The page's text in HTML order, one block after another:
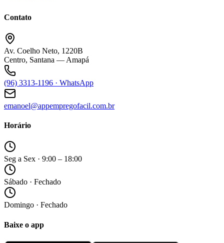
Contato
Av. Coelho Neto, 1220B
Centro, Santana — Amapá
(96) 3313-1196 · WhatsApp
emanoel@appempregofacil.com.br
Horário
Seg a Sex · 9:00 – 18:00
Sábado · Fechado
Domingo · Fechado
Baixe o app